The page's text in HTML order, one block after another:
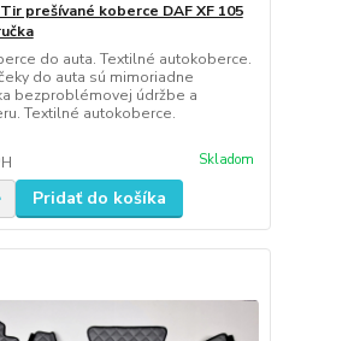
prešívané koberce DAF XF 105
do auta. Textilné autokoberce.
do auta sú mimoriadne
bezproblémovej údržbe a
Textilné autokoberce.
Skladom
Pridať do košíka